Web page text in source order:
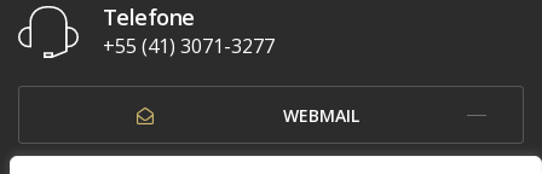
Telefone
+55 (41) 3071-3277
WEBMAIL